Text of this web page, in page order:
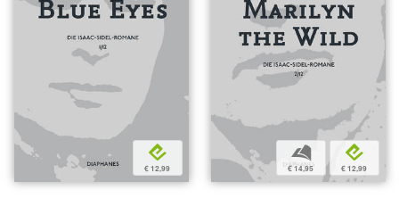
e
€ 12,99
b
€ 14,95
e
€ 12,99